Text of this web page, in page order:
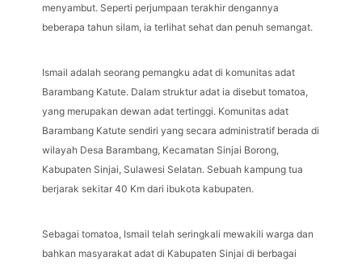
menyambut. Seperti perjumpaan terakhir dengannya
beberapa tahun silam, ia terlihat sehat dan penuh semangat.
Ismail adalah seorang pemangku adat di komunitas adat
Barambang Katute. Dalam struktur adat ia disebut tomatoa,
yang merupakan dewan adat tertinggi. Komunitas adat
Barambang Katute sendiri yang secara administratif berada di
wilayah Desa Barambang, Kecamatan Sinjai Borong,
Kabupaten Sinjai, Sulawesi Selatan. Sebuah kampung tua
berjarak sekitar 40 Km dari ibukota kabupaten.
Sebagai tomatoa, Ismail telah seringkali mewakili warga dan
bahkan masyarakat adat di Kabupaten Sinjai di berbagai